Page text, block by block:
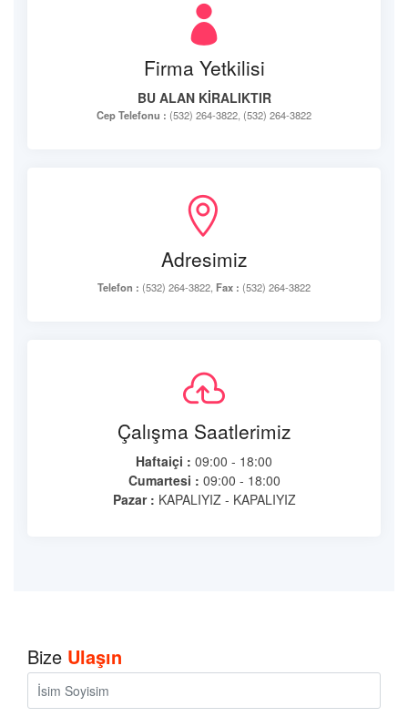
Firma Yetkilisi
BU ALAN KİRALIKTIR
Cep Telefonu : (532) 264-3822, (532) 264-3822
Adresimiz
Telefon : (532) 264-3822, Fax : (532) 264-3822
Çalışma Saatlerimiz
Haftaiçi : 09:00 - 18:00
Cumartesi : 09:00 - 18:00
Pazar : KAPALIYIZ - KAPALIYIZ
Bize Ulaşın